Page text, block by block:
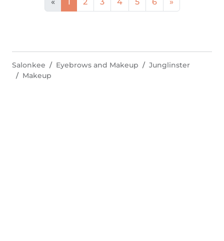
Salonkee Eyebrows and Makeup
Junglinster
Makeup